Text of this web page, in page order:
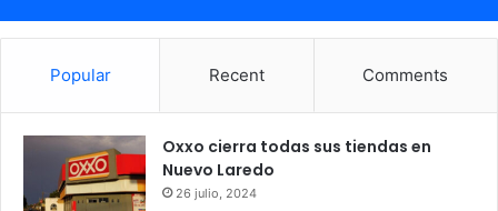
Popular Recent Comments
Oxxo cierra todas sus tiendas en
Nuevo Laredo
26 julio, 2024